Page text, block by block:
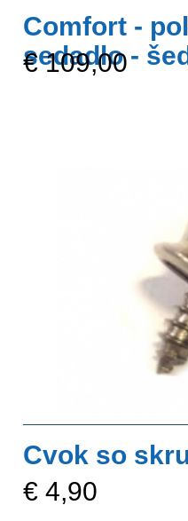
Comfort -
sedadlo -
€ 109,00
Cvok so
€ 4,90